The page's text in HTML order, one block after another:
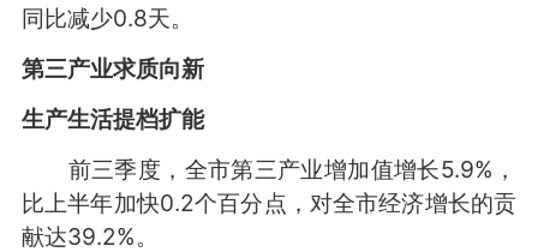
同比减少0.8天。
第三产业求质向新
生产生活提档扩能
前三季度，全市第三产业增加值增长5.9%，
比上半年加快0.2个百分点，对全市经济增长的贡
献达39.2%。